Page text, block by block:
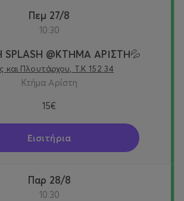
Πεμ 27/8
10:30
SPLASH @KTΗΜΑ ΑΡΙΣΤΗ💦
και Πλουτάρχου, Τ.Κ 152 34
Κτήμα Αρίστη
15€
Εισιτήρια
Παρ 28/8
10:30